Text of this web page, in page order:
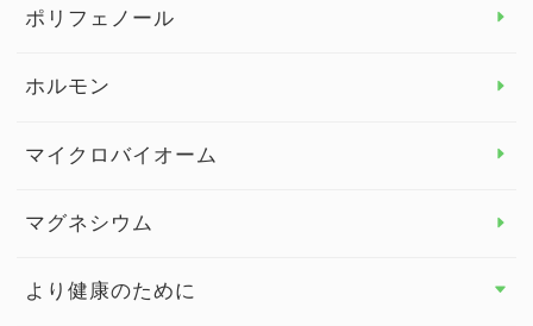
健康セミナー
ビタミン＆ミネラル トップ
ビタミンE
ポリフェノール
ホルモン
マイクロバイオーム
マグネシウム
より健康のために